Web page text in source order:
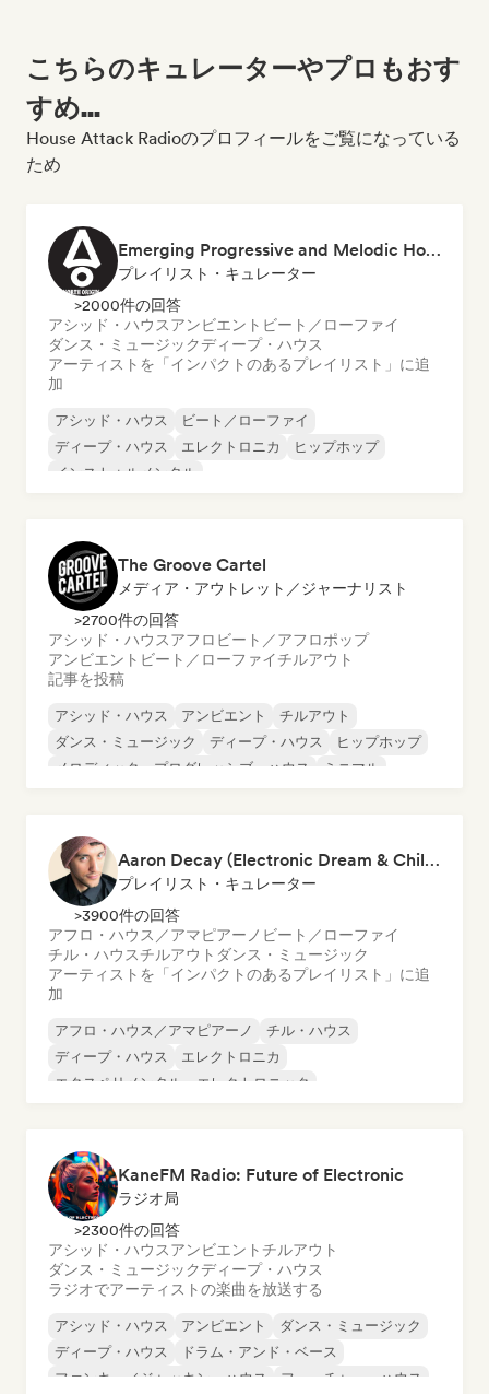
こちらのキュレーターやプロもおす
すめ...
House Attack Radioのプロフィールをご覧になっている
ため
Emerging Progressive and Melodic House Artists
プレイリスト・キュレーター
>2000件の回答
アシッド・ハウスアンビエント ビート／ローファイ
ダンス・ミュージックディープ・ハウス
アーティストを「インパクトのあるプレイリスト」に追
加
アシッド・ハウス
ビート／ローファイ
ディープ・ハウス
エレクトロニカ
ヒップホップ
インストゥルメンタル
The Groove Cartel
メディア・アウトレット／ジャーナリスト
>2700件の回答
アシッド・ハウスアフロビート／アフロポップ
アンビエント ビート／ローファイチルアウト
記事を投稿
アシッド・ハウス アンビエント
チルアウト
ダンス・ミュージック
ディープ・ハウス
ヒップホップ
メロディック・プログレッシブ・ハウス
ミニマル
Aaron Decay (Electronic Dream & Chill Electronic Dream playlists)
プレイリスト・キュレーター
>3900件の回答
アフロ・ハウス／アマピアーノ ビート／ローファイ
チル・ハウスチルアウト ダンス・ミュージック
アーティストを「インパクトのあるプレイリスト」に追
加
アフロ・ハウス／アマピアーノ
チル・ハウス
ディープ・ハウス
エレクトロニカ
エクスペリメンタル・エレクトロニック
KaneFM Radio: Future of Electronic
ラジオ局
>2300件の回答
アシッド・ハウスアンビエント チルアウト
ダンス・ミュージックディープ・ハウス
ラジオでアーティストの楽曲を放送する
アシッド・ハウス アンビエント
ダンス・ミュージック
ディープ・ハウス
ドラム・アンド・ベース
ファンキー／ジャッキン・ハウス
フューチャー・ハウス